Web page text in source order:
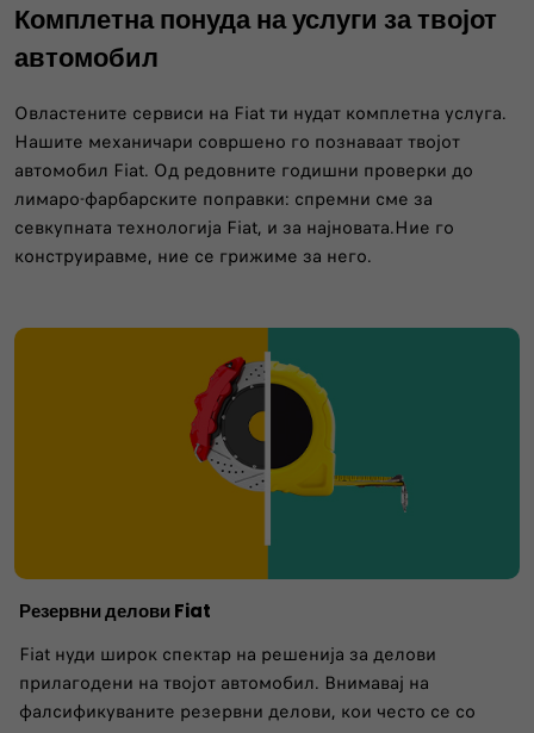
Комплетна понуда на услуги за твојот
автомобил
Овластените сервиси на Fiat ти нудат комплетна услуга.
Нашите механичари совршено го познаваат твојот
автомобил Fiat. Од редовните годишни проверки до
лимаро-фарбарските поправки: спремни сме за
севкупната технологија Fiat, и за најновата.Ние го
конструиравме, ние се грижиме за него.
Резервни делови Fiat
Fiat нуди широк спектар на решенија за делови
прилагодени на твојот автомобил. Внимавај на
фалсификуваните резервни делови, кои често се со